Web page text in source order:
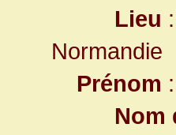
Lieu :
Normandie
Prénom
Nom